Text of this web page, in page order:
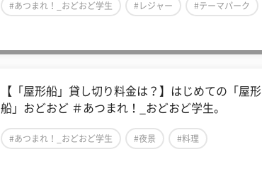
#あつまれ！_おどおど学生 #レジャー #テーマパーク
【「屋形船」貸し切り料金は？】はじめての「屋形
船」おどおど ＃あつまれ！_おどおど学生。
#あつまれ！_おどおど学生 #夜景 #料理